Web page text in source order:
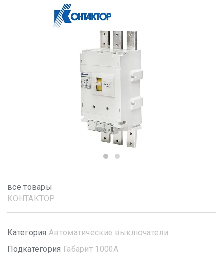
все товары
КОНТАКТОР
Категория Автоматические выключатели
Подкатегория Габарит 1000А